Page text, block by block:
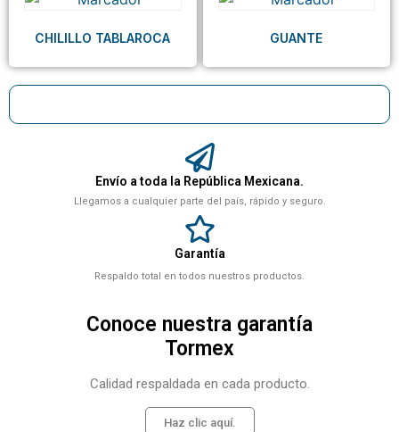
Envío a toda la República Mexicana.
Llegamos a cualquier parte del país, rápido y seguro.
Garantía
Respaldo total en todos nuestros productos.
Conoce nuestra garantía
Tormex
Calidad respaldada en cada producto.
Haz clic aquí.
CHILILLO TABLAROCA GUANTE